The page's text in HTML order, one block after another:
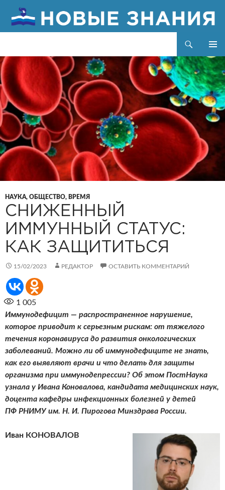
МЕНЮ
К
СОДЕРЖИМОМУ
НАУКА, ОБЩЕСТВО, ВРЕМЯ
СНИЖЕННЫЙ
ИММУННЫЙ СТАТУС:
КАК ЗАЩИТИТЬСЯ
15/02/2023 РЕДАКТОР ОСТАВИТЬ КОММЕНТАРИЙ
1 005
Иммунодефицит — распространенное нарушение,
которое приводит к серьезным рискам: от тяжелого
течения коронавируса до развития онкологических
заболеваний. Можно ли об иммунодефиците не знать,
как его выявляют врачи и что делать для защиты
организма при иммунодепрессии? Об этом ПостНаука
узнала у Ивана Коновалова, кандидата медицинских наук,
доцента кафедры инфекционных болезней у детей
ПФ РНИМУ им. Н. И. Пирогова Минздрава России.
Иван КОНОВАЛОВ